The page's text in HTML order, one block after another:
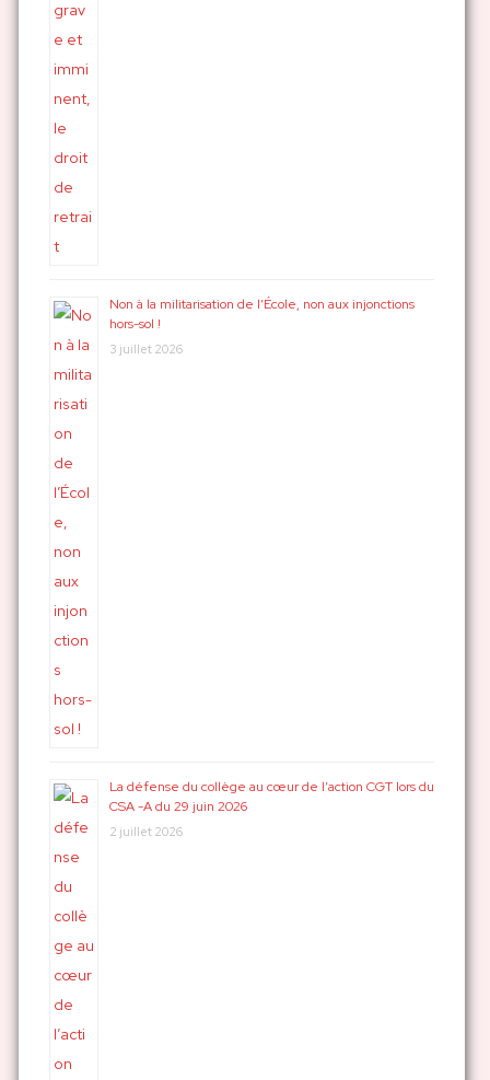
Non à la militarisation de l’École, non aux injonctions
hors-sol !
3 juillet 2026
La défense du collège au cœur de l’action CGT lors du
CSA -A du 29 juin 2026
2 juillet 2026